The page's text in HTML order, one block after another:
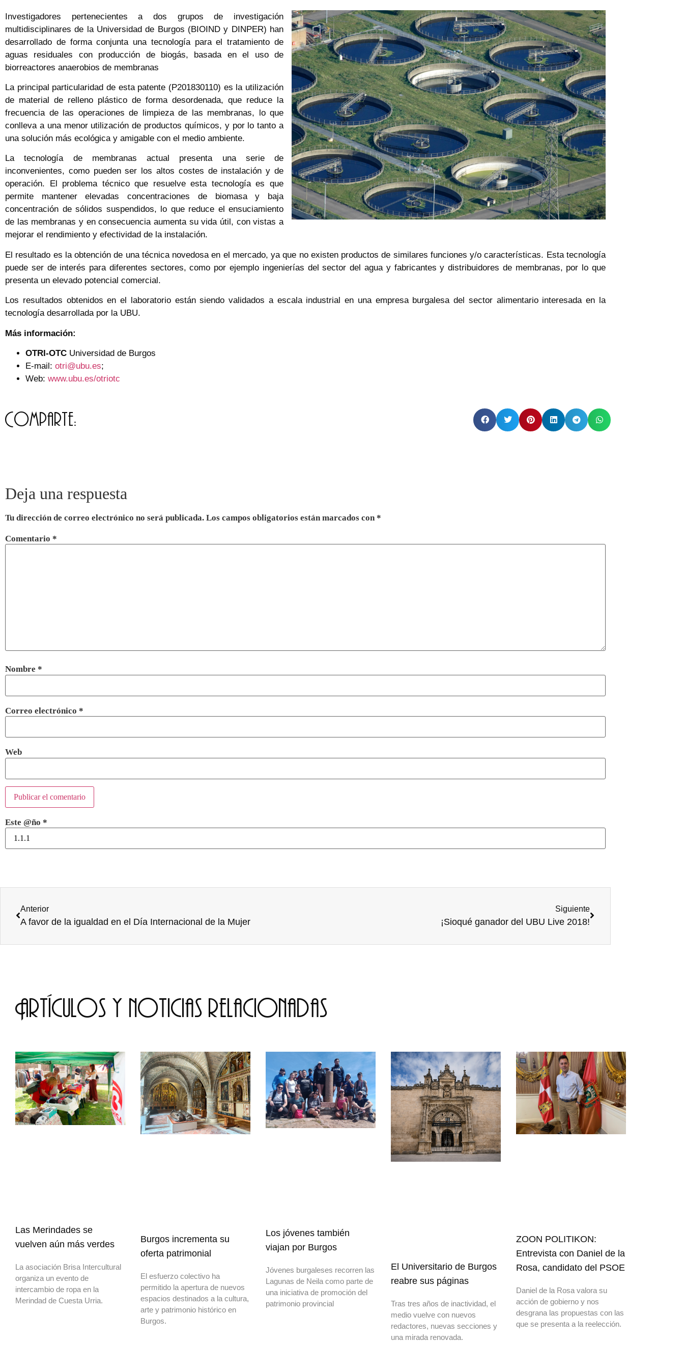
Investigadores pertenecientes a dos grupos de investigación
multidisciplinares de la Universidad de Burgos (BIOIND y DINPER) han
desarrollado de forma conjunta una tecnología para el tratamiento de
aguas residuales con producción de biogás, basada en el uso de
biorreactores anaerobios de membranas
La principal particularidad de esta patente (P201830110) es la utilización
de material de relleno plástico de forma desordenada, que reduce la
frecuencia de las operaciones de limpieza de las membranas, lo que
conlleva a una menor utilización de productos químicos, y por lo tanto a
una solución más ecológica y amigable con el medio ambiente.
La tecnología de membranas actual presenta una serie de
inconvenientes, como pueden ser los altos costes de instalación y de
operación. El problema técnico que resuelve esta tecnología es que
permite mantener elevadas concentraciones de biomasa y baja
concentración de sólidos suspendidos, lo que reduce el ensuciamiento
de las membranas y en consecuencia aumenta su vida útil, con vistas a
mejorar el rendimiento y efectividad de la instalación.
El resultado es la obtención de una técnica novedosa en el mercado, ya que no existen productos de similares funciones y/o características. Esta tecnología
puede ser de interés para diferentes sectores, como por ejemplo ingenierías del sector del agua y fabricantes y distribuidores de membranas, por lo que
presenta un elevado potencial comercial.
Los resultados obtenidos en el laboratorio están siendo validados a escala industrial en una empresa burgalesa del sector alimentario interesada en la
tecnología desarrollada por la UBU.
Más información:
OTRI-OTC Universidad de Burgos
E-mail: otri@ubu.es;
Web: www.ubu.es/otriotc
Comparte:
Deja una respuesta
Tu dirección de correo electrónico no será publicada. Los campos obligatorios están marcados con*
Comentario *
Nombre *
Correo electrónico *
Web
Este @ño *
Anterior
A favor de la igualdad en el Día Internacional de la Mujer
Siguiente
¡Sioqué ganador del UBU Live 2018!
Artículos y noticias relacionadas
Las Merindades se
vuelven aún más verdes
La asociación Brisa Intercultural
organiza un evento de
intercambio de ropa en la
Merindad de Cuesta Urria.
Burgos incrementa su
oferta patrimonial
El esfuerzo colectivo ha
permitido la apertura de nuevos
espacios destinados a la cultura,
arte y patrimonio histórico en
Burgos.
Los jóvenes también
viajan por Burgos
Jóvenes burgaleses recorren las
Lagunas de Neila como parte de
una iniciativa de promoción del
patrimonio provincial
El Universitario de Burgos
reabre sus páginas
Tras tres años de inactividad, el
medio vuelve con nuevos
redactores, nuevas secciones y
una mirada renovada.
ZOON POLITIKON:
Entrevista con Daniel de la
Rosa, candidato del PSOE
Daniel de la Rosa valora su
acción de gobierno y nos
desgrana las propuestas con las
que se presenta a la reelección.